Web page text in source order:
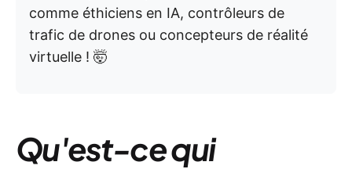
comme éthiciens en IA, contrôleurs de
trafic de drones ou concepteurs de réalité
virtuelle ! 🤯
Qu'est-ce qui